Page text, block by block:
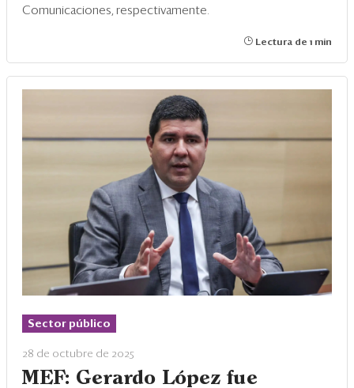
Comunicaciones, respectivamente.
Lectura de 1 min
Sector público
28 de octubre de 2025
MEF: Gerardo López fue